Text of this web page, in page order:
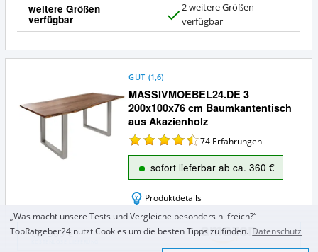
weitere Größen
verfügbar
a
2 weitere Größen
verfügbar
MASSIVMOEBEL24.DE 3
200x100x76 cm Baumkantentisch
aus Akazienholz
GUT (1,6)
74 Erfahrungen
sofort lieferbar ab ca. 360 €
Produktdetails
MASSIVMOEBEL24.DE
3
ca. 360 €
„Was macht unsere Tests und Vergleiche besonders hilfreich?“
TopRatgeber24 nutzt Cookies um die besten Tipps zu finden. Datenschutz